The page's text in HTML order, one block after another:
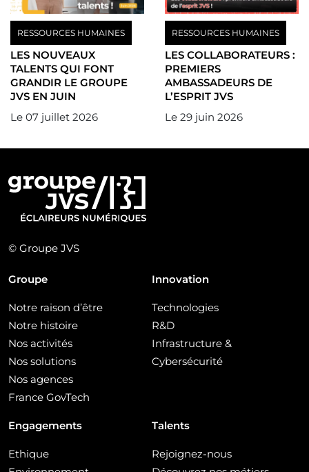
RESSOURCES HUMAINES
LES NOUVEAUX
TALENTS QUI FONT
GRANDIR LE GROUPE
JVS EN JUIN
Le 07 juillet 2026
RESSOURCES HUMAINES
LES COLLABORATEURS :
PREMIERS
AMBASSADEURS DE
L’ESPRIT JVS
Le 29 juin 2026
© Groupe JVS
Groupe
Notre raison d’être
Notre histoire
Nos activités
Nos solutions
Nos agences
France GovTech
Innovation
Technologies
R&D
Infrastructure &
Cybersécurité
Engagements
Ethique
Talents
Rejoignez-nous